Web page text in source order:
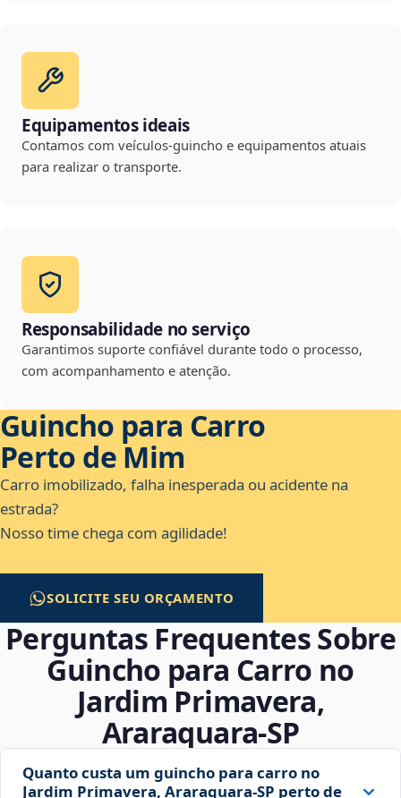
Equipamentos ideais
Contamos com veículos-guincho e equipamentos atuais
para realizar o transporte.
Responsabilidade no serviço
Garantimos suporte confiável durante todo o processo,
com acompanhamento e atenção.
Guincho para Carro
Perto de Mim
Carro imobilizado, falha inesperada ou acidente na
estrada?
Nosso time chega com agilidade!
SOLICITE SEU ORÇAMENTO
Perguntas Frequentes Sobre
Guincho para Carro no
Jardim Primavera,
Araraquara‑SP
Quanto custa um guincho para carro no
Jardim Primavera, Araraquara‑SP perto de